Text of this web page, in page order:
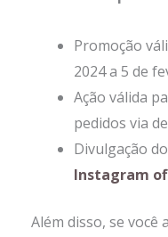
Promoção
2024 a 5 de
Ação válida
pedidos via
Divulgação
Instagram
Além disso, se você